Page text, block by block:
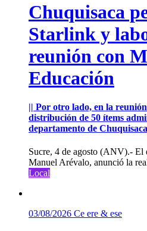
Chuquisaca
Starlink y
reunión con
Educación
|| Por otro lado, en la
distribución de 50 ítems
departamento de Chuquisaca
Sucre, 4 de agosto (ANV).- El
Manuel Arévalo, anunció la
Local
03/08/2026 Ce ere & ese